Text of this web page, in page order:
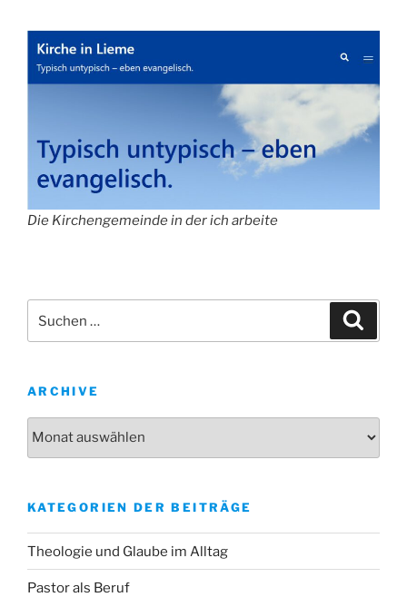
Die Kirchengemeinde in der ich arbeite
nach:
ARCHIVE
KATEGORIEN DER BEITRÄGE
Theologie und Glaube im Alltag
Pastor als Beruf